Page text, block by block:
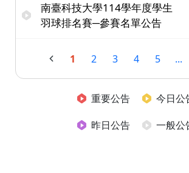
南臺科技大學114學年度學生
羽球排名賽─參賽名單公告
1 2 3 4 5 ...
重要公告
今日公
昨日公告
一般公